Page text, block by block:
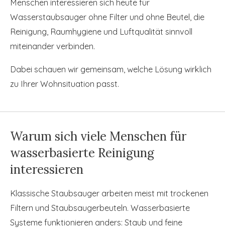
Menschen interessieren sich heute für
Wasserstaubsauger ohne Filter und ohne Beutel, die
Reinigung, Raumhygiene und Luftqualität sinnvoll
miteinander verbinden.
Dabei schauen wir gemeinsam, welche Lösung wirklich
zu Ihrer Wohnsituation passt.
Warum sich viele Menschen für
wasserbasierte Reinigung
interessieren
Klassische Staubsauger arbeiten meist mit trockenen
Filtern und Staubsaugerbeuteln. Wasserbasierte
Systeme funktionieren anders: Staub und feine